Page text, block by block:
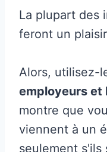
La plupart des
feront un
Alors, utilisez-
employeurs et
montre que
viennent à un
seulement s'ils